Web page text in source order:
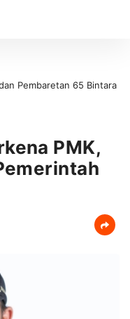
Pembaretan 65 Bintara
PMK,